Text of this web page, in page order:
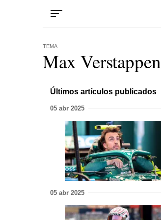
TEMA
Max Verstappen
Últimos artículos publicados
05 abr 2025
05 abr 2025